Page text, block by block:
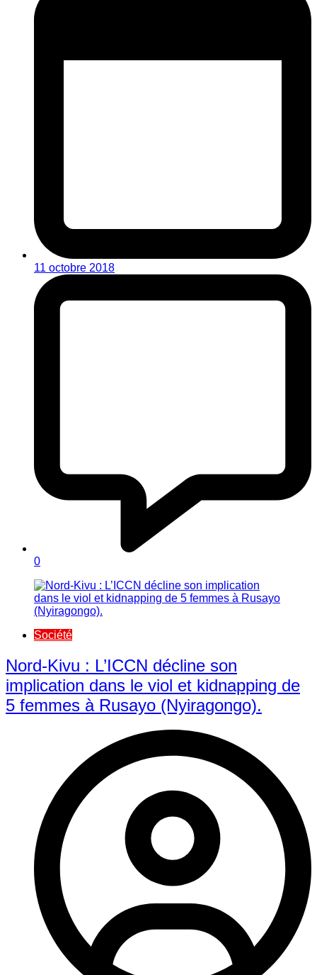
11 octobre 2018
0
Société
Nord-Kivu : L’ICCN décline son
implication dans le viol et kidnapping de
5 femmes à Rusayo (Nyiragongo).